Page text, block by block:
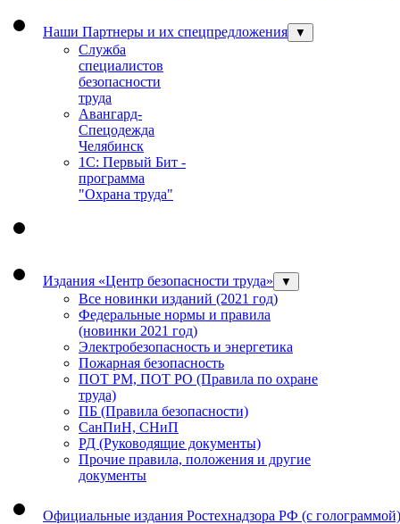
Наши Партнеры и их спецпредложения ▼
Служба
специалистов
безопасности
труда
Авангард-
Спецодежда
Челябинск
1С: Первый Бит -
программа
"Охрана труда"
Издания «Центр безопасности труда» ▼
Все новинки изданий (2021 год)
Федеральные нормы и правила
(новинки 2021 год)
Электробезопасность и энергетика
Пожарная безопасность
ПОТ РМ, ПОТ РО (Правила по охране
труда)
ПБ (Правила безопасности)
СанПиН, СНиП
РД (Руководящие документы)
Прочие правила, положения и другие
документы
Официальные издания Ростехнадзора РФ (с голограммой)